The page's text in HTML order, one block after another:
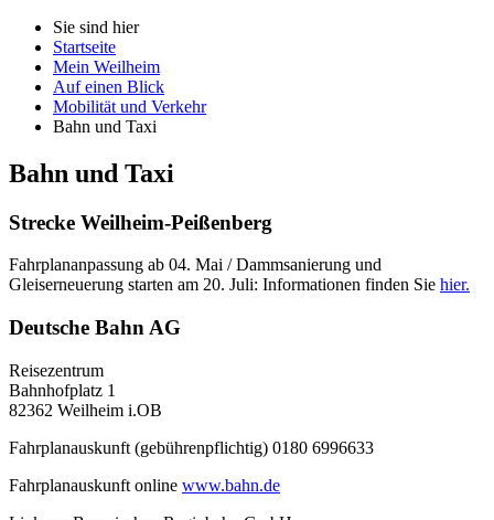
Sie sind hier
Startseite
Mein Weilheim
Auf einen Blick
Mobilität und Verkehr
Bahn und Taxi
Bahn und Taxi
Strecke Weilheim-Peißenberg
Fahrplananpassung ab 04. Mai / Dammsanierung und
Gleiserneuerung starten am 20. Juli: Informationen finden Sie hier.
Deutsche Bahn AG
Reisezentrum
Bahnhofplatz 1
82362 Weilheim i.OB
Fahrplanauskunft (gebührenpflichtig) 0180 6996633
Fahrplanauskunft online www.bahn.de